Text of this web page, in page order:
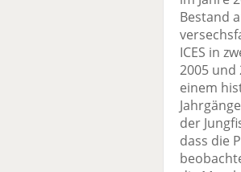
Bestand
ICES in
2005 und
einem
der
dass die